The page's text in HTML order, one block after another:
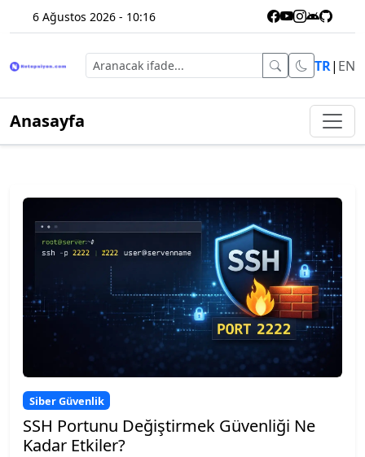
6 Ağustos 2026 - 10:16
TR| EN
Anasayfa
Siber Güvenlik
SSH Portunu Değiştirmek Güvenliği Ne
Kadar Etkiler?